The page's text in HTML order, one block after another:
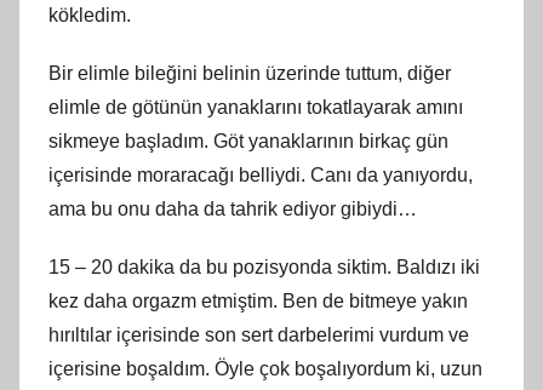
kökledim.
Bir elimle bileğini belinin üzerinde tuttum, diğer
elimle de götünün yanaklarını tokatlayarak amını
sikmeye başladım. Göt yanaklarının birkaç gün
içerisinde moraracağı belliydi. Canı da yanıyordu,
ama bu onu daha da tahrik ediyor gibiydi…
15 – 20 dakika da bu pozisyonda siktim. Baldızı iki
kez daha orgazm etmiştim. Ben de bitmeye yakın
hırıltılar içerisinde son sert darbelerimi vurdum ve
içerisine boşaldım. Öyle çok boşalıyordum ki, uzun